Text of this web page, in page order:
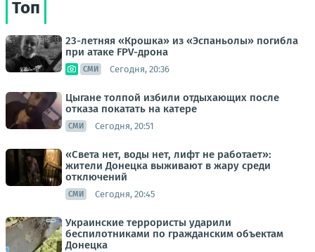
Топ
23-летняя «Крошка» из «Эспаньолы» погибла
при атаке FPV-дрона
СМИ Сегодня, 20:36
Цыгане толпой избили отдыхающих после
отказа покатать на катере
СМИ Сегодня, 20:51
«Света нет, воды нет, лифт не работает»:
жители Донецка выживают в жару среди
отключений
СМИ Сегодня, 20:45
Украинские террористы ударили
беспилотниками по гражданским объектам
Донецка